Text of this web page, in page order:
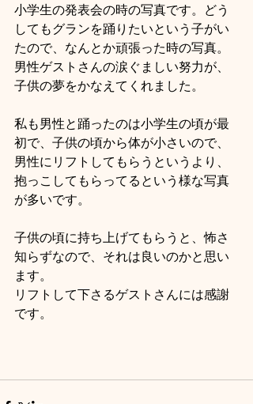
小学生の発表会の時の写真です。どう
してもグランを踊りたいという子がい
たので、なんとか頑張った時の写真。
男性ゲストさんの涙ぐましい努力が、
子供の夢をかなえてくれました。
私も男性と踊ったのは小学生の頃が最
初で、子供の頃から体が小さいので、
男性にリフトしてもらうというより、
抱っこしてもらってるという様な写真
が多いです。
子供の頃に持ち上げてもらうと、怖さ
知らずなので、それは良いのかと思い
ます。
リフトして下さるゲストさんには感謝
です。